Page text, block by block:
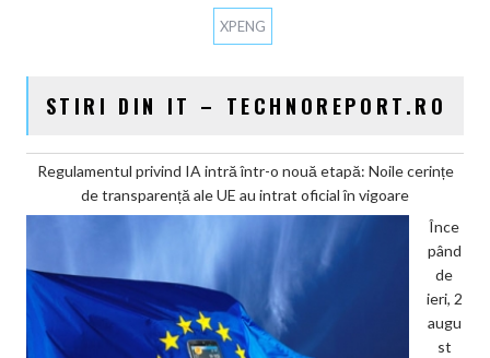
XPENG
STIRI DIN IT – TECHNOREPORT.RO
Regulamentul privind IA intră într-o nouă etapă: Noile cerințe
de transparență ale UE au intrat oficial în vigoare
Înce
pând
de
ieri, 2
augu
st